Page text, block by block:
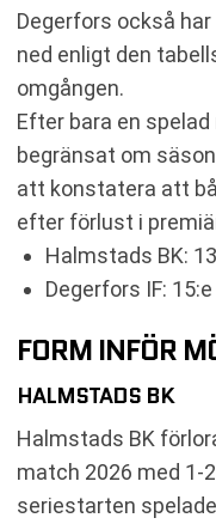
Degerfors också
ned enligt den
omgången.
Efter bara en
begränsat om
att konstatera att
efter förlust i
Halmstads BK:
Degerfors IF:
FORM INFÖR
HALMSTADS BK
Halmstads BK
match 2026 med 1-
seriestarten